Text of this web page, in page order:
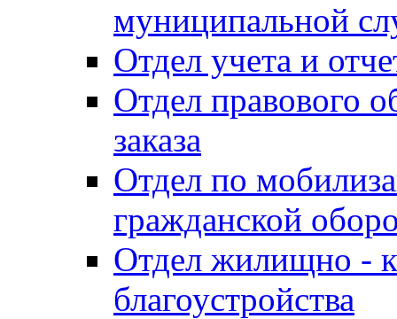
муниципальной
Отдел учета и
Отдел правового
заказа
Отдел по
гражданской
Отдел жилищно -
благоустройства